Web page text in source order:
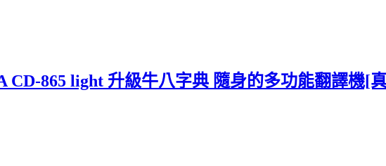
CD-865 light 升級牛八字典 隨身的多功能翻譯機[